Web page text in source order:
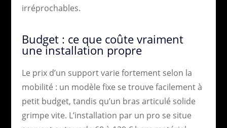
irréprochables.
Budget : ce que coûte vraiment
une installation propre
Le prix d’un support varie fortement selon la
mobilité : un modèle fixe se trouve facilement à
petit budget, tandis qu’un bras articulé solide
grimpe vite. L’installation par un pro se situe